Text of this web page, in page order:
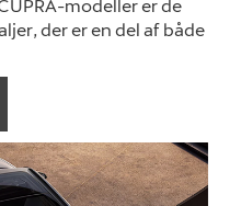
modeller er de
der er en del af både